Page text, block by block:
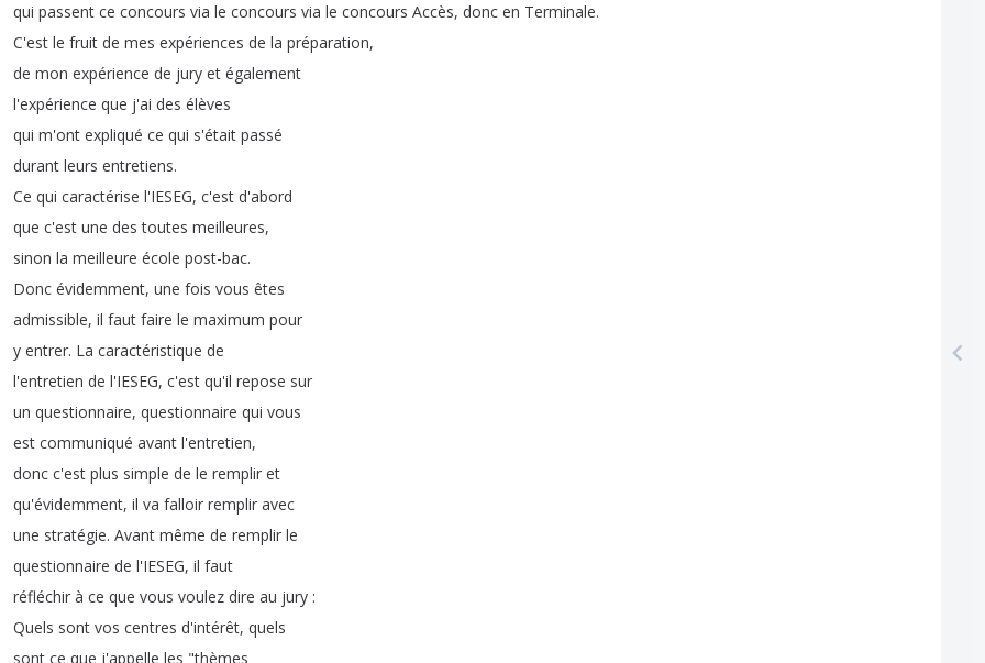
qui passent ce concours via le concours via le concours Accès, donc en Terminale.
C'est le fruit de mes expériences de la préparation,
de mon expérience de jury et également
l'expérience que j'ai des élèves
qui m'ont expliqué ce qui s'était passé
durant leurs entretiens.
Ce qui caractérise l'IESEG, c'est d'abord
que c'est une des toutes meilleures,
sinon la meilleure école post-bac.
Donc évidemment, une fois vous êtes
admissible, il faut faire le maximum pour
y entrer. La caractéristique de
l'entretien de l'IESEG, c'est qu'il repose sur
un questionnaire, questionnaire qui vous
est communiqué avant l'entretien,
donc c'est plus simple de le remplir et
qu'évidemment, il va falloir remplir avec
une stratégie. Avant même de remplir le
questionnaire de l'IESEG, il faut
réfléchir à ce que vous voulez dire au jury :
Quels sont vos centres d'intérêt, quels
sont ce que j'appelle les "thèmes